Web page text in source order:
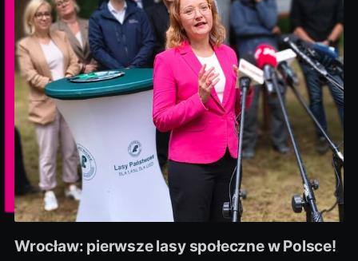
Wrocław: pierwsze lasy społeczne w Polsce!